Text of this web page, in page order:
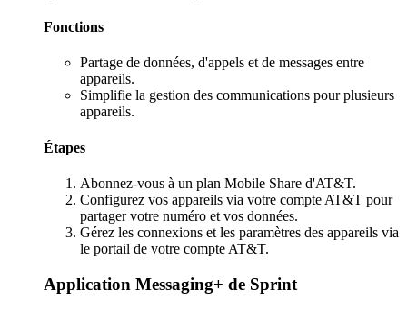
Fonctions
Partage de données, d'appels et de messages entre
appareils.
Simplifie la gestion des communications pour plusieurs
appareils.
Étapes
Abonnez-vous à un plan Mobile Share d'AT&T.
Configurez vos appareils via votre compte AT&T pour
partager votre numéro et vos données.
Gérez les connexions et les paramètres des appareils via
le portail de votre compte AT&T.
Application Messaging+ de Sprint